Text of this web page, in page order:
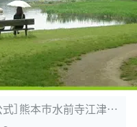
］熊本市水前寺江津湖